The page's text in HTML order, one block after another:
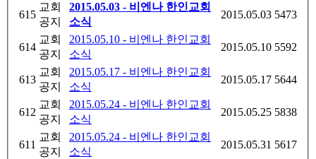
615
교회
공지
2015.05.03 - 비엔나 한인교회
소식
2015.05.03 5473
614
교회
공지
2015.05.10 - 비엔나 한인교회
소식
2015.05.10 5592
613
교회
공지
2015.05.17 - 비엔나 한인교회
소식
2015.05.17 5644
612
교회
공지
2015.05.24 - 비엔나 한인교회
소식
2015.05.25 5838
611
교회
공지
2015.05.24 - 비엔나 한인교회
소식
2015.05.31 5617